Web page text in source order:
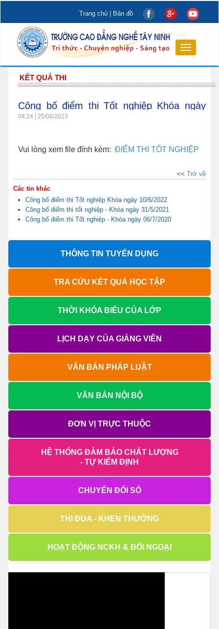
Trang chủ Bản đồ
Toggle
navigation
KẾT QUẢ THI
Công bố điểm thi Tốt nghiệp Khóa ngày
09/6/2023
04:24 | 25/06/2023
Vui lòng xem file đính kèm: ĐIỂM THI TỐT NGHIỆP
<< Trở về
Các tin khác
Công bố điểm thi Tốt nghiệp Khóa ngày 10/6/2022
Công bố điểm thi tốt nghiệp - Khóa ngày 31/5/2021
Công bố điểm thi Tốt nghiệp - Khóa ngày 06/7/2020
THÔNG TIN TUYỂN DỤNG
TRA CỨU KẾT QUẢ HỌC TẬP
THỜI KHÓA BIỂU CỦA LỚP
LỊCH DẠY CỦA GIẢNG VIÊN
VĂN BẢN PHÁP LUẬT
VĂN BẢN NỘI BỘ
ĐƠN VỊ TRỰC THUỘC
HỆ THỐNG ĐẢM BẢO CHẤT LƯỢNG
- TỰ KIỂM ĐỊNH
CHUYỂN ĐỔI SỐ
THI ĐUA - KHEN THƯỞNG
HOẠT ĐỘNG NCKH & ĐỐI NGOẠI